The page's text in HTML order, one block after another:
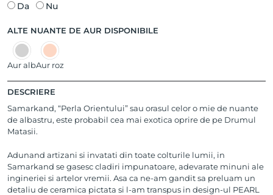
Da Nu
ALTE NUANTE DE AUR DISPONIBILE
Aur albAur roz
DESCRIERE
Samarkand, “Perla Orientului” sau orasul celor o mie de nuante
de albastru, este probabil cea mai exotica oprire de pe Drumul
Matasii.
Adunand artizani si invatati din toate colturile lumii, in
Samarkand se gasesc cladiri impunatoare, adevarate minuni ale
ingineriei si artelor vremii. Asa ca ne-am gandit sa preluam un
detaliu de ceramica pictata si l-am transpus in design-ul PEARL